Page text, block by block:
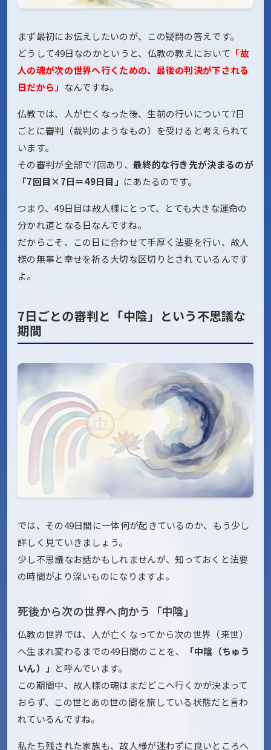
まず最初にお伝えしたいのが、この疑問の答えです。
どうして49日なのかというと、仏教の教えにおいて 「故
人の魂が次の世界へ行くための、最後の判決が下される
日だから」 なんですね。
仏教では、人が亡くなった後、生前の行いについて7日
ごとに審判（裁判のようなもの）を受けると考えられて
います。
その審判が全部で7回あり、 最終的な行き先が決まるのが
「7回目×7日＝49日目」 にあたるのです。
つまり、49日目は故人様にとって、とても大きな運命の
分かれ道となる日なんですね。
だからこそ、この日に合わせて手厚く法要を行い、故人
様の無事と幸せを祈る大切な区切りとされているんです
よ。
7日ごとの審判と「中陰」という不思議な
期間
では、その49日間に一体何が起きているのか、もう少し
詳しく見ていきましょう。
少し不思議なお話かもしれませんが、知っておくと法要
の時間がより深いものになりますよ。
死後から次の世界へ向かう「中陰」
仏教の世界では、人が亡くなってから次の世界（来世）
へ生まれ変わるまでの49日間のことを、
「中陰（ちゅう
いん）」 と呼んでいます。
この期間中、故人様の魂はまだどこへ行くかが決まって
おらず、この世とあの世の間を旅している状態だと言わ
れているんですね。
私たち残された家族も、故人様が迷わずに良いところへ